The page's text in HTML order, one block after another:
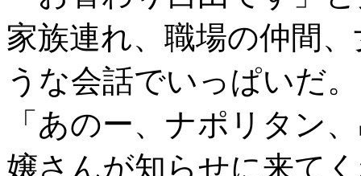
家族連れ、職場の仲間
うな会話でいっぱいだ。
「あのー、ナポリタン
嬢さんが知らせに来て